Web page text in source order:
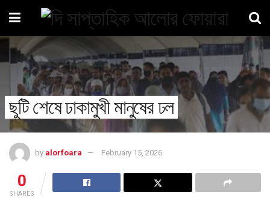
ছুটি শেষে ঢাকামুখী মানুষের ঢল
by alorfoara February 15, 2026
0
SHARES